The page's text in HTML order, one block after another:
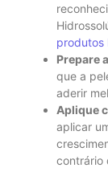
produtos
Prepare
que a
aderir
Aplique
aplicar
contrário